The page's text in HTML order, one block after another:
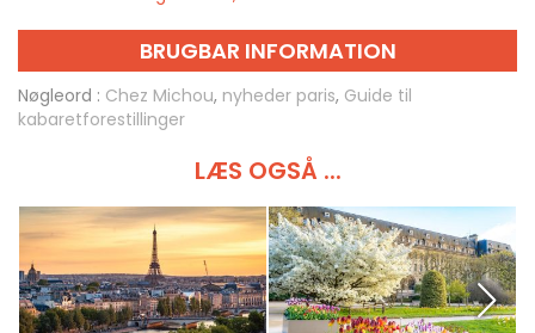
BRUGBAR INFORMATION
Nøgleord : Chez Michou, nyheder paris, Guide til
kabaretforestillinger
LÆS OGSÅ ...